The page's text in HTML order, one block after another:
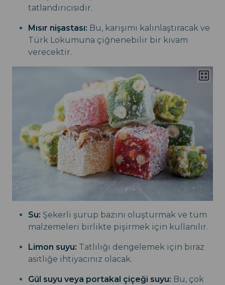
tatlandırıcısıdır.
Mısır nişastası: Bu, karışımı kalınlaştıracak ve
Türk Lokumuna çiğnenebilir bir kıvam
verecektir.
Su: Şekerli şurup bazını oluşturmak ve tüm
malzemeleri birlikte pişirmek için kullanılır.
Limon suyu: Tatlılığı dengelemek için biraz
asitliğe ihtiyacınız olacak.
Gül suyu veya portakal çiçeği suyu: Bu, çok